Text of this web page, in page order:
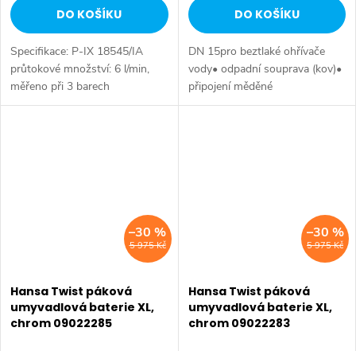
DO KOŠÍKU
Specifikace: P-IX 18545/IA
průtokové množství: 6 l/min,
měřeno při 3 barech
hydraulického tlaku Tělesa
DO KOŠÍKU
DN 15pro beztlaké ohřívače
vody• odpadní souprava (kov)•
připojení měděné
trubičkyvyložení: 123 mmvýtok:
5 975 Kč
–30 %
Hansa Twist páková
umyvadlová baterie XL,
chrom 09022285
5 975 Kč
–30 %
Hansa Twist páková
umyvadlová baterie XL,
chrom 09022283